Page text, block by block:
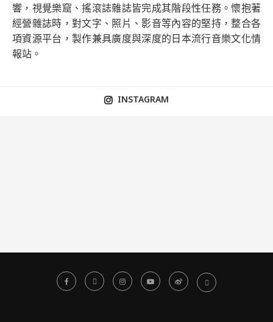
響，視覺樂窟、搖滾誌雜誌皆完成其階段性任務。懷抱著
經營雜誌時，對文字、照片、影音等內容的堅持，整合各
項資源平台，製作兼具廣度與深度的日本流行音樂文化情
報站。
INSTAGRAM